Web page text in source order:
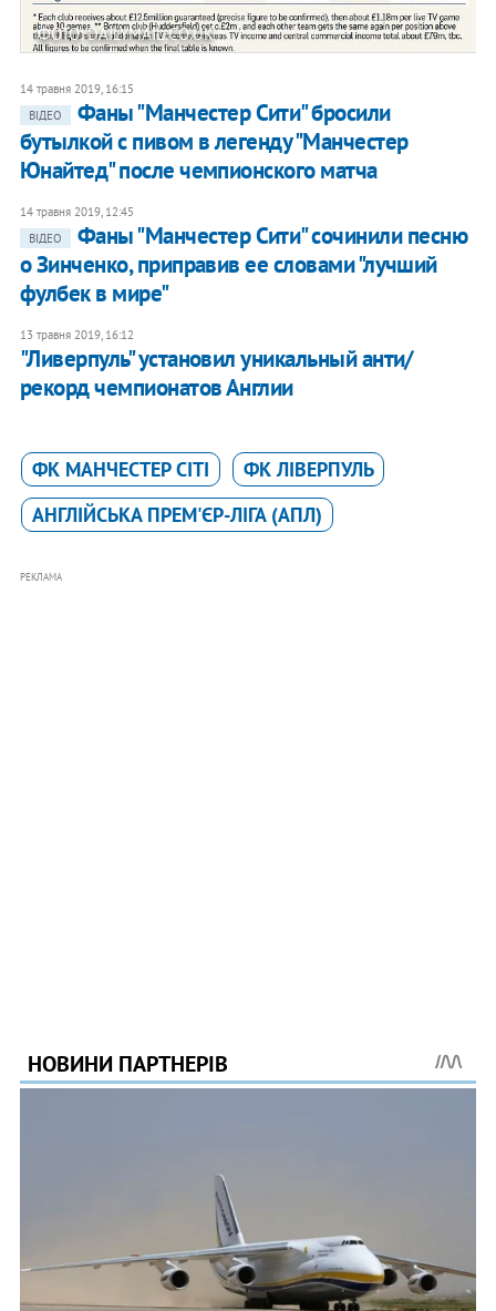
ФОТО: DAILYMAIL.CO.UK
14 травня 2019, 16:15
ВІДЕО
Фаны "Манчестер Сити" бросили
бутылкой с пивом в легенду "Манчестер
Юнайтед" после чемпионского матча
14 травня 2019, 12:45
ВІДЕО
Фаны "Манчестер Сити" сочинили песню
о Зинченко, приправив ее словами "лучший
фулбек в мире"
13 травня 2019, 16:12
"Ливерпуль" установил уникальный анти/
рекорд чемпионатов Англии
ФК МАНЧЕСТЕР СІТІ
ФК ЛІВЕРПУЛЬ
АНГЛІЙСЬКА ПРЕМ'ЄР-ЛІГА (АПЛ)
РЕКЛАМА